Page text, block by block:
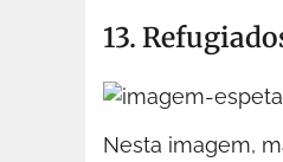
13.
Nesta imagem,